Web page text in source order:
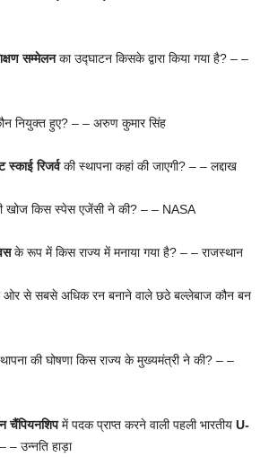
सम्मेलनका उद्घाटन किसके द्वारा किया गया है? – –
नियुक्त हुए? – – अरुण कुमार सिंह
स्काई रिजर्वकी स्थापना कहां की जाएगी? – – लद्दाख
खोज किस स्पेस एजेंसी ने की? – – NASA
के रूप में किस राज्य में मनाया गया है? – – राजस्थान
ओर से सबसे अधिक रन बनाने वाले छठे बल्लेबाज कौन बन
की घोषणा किस राज्य के मुख्यमंत्री ने की? – –
चैंपियनशिपमें पदक प्राप्त करने वाली पहली भारतीय U-
उन्नति हाड़ा